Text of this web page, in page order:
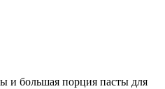
и большая порция пасты для